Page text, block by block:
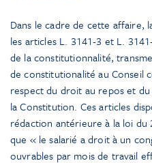
Dans le cadre de cette affaire,
les articles L. 3141-3 et L.
de la constitutionnalité,
de constitutionalité au Conseil
respect du droit au repos et
la Constitution. Ces articles
rédaction antérieure à la loi
que « le salarié a droit à un
ouvrables par mois de travail